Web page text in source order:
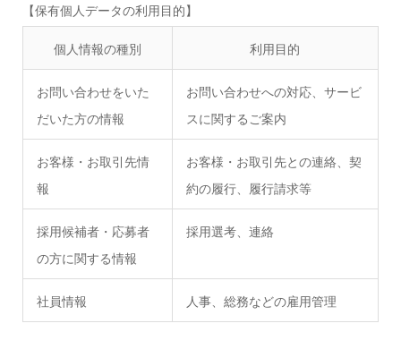
【保有個人データの利用目的】
個人情報の種別 利用目的
お問い合わせをいた
だいた方の情報
お問い合わせへの対応、サービ
スに関するご案内
お客様・お取引先情
報
お客様・お取引先との連絡、契
約の履行、履行請求等
採用候補者・応募者
の方に関する情報
採用選考、連絡
社員情報 人事、総務などの雇用管理